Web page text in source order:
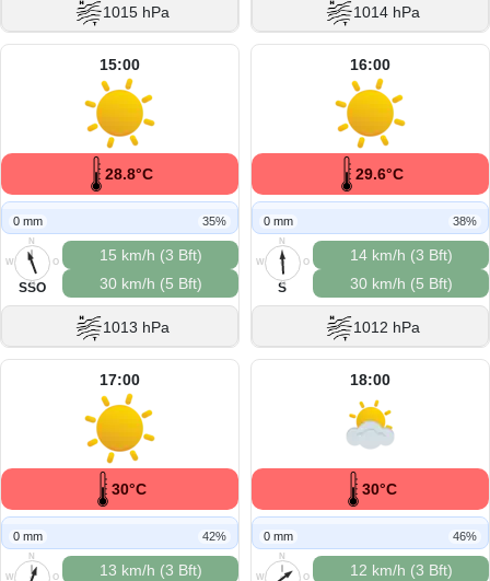
1015 hPa 1014 hPa
15:00
28.8°C
0 mm 35%
N
O
S
W
SSO
15 km/h (3 Bft)
30 km/h (5 Bft)
1013 hPa
16:00
29.6°C
0 mm 38%
N
O
S
W
S
14 km/h (3 Bft)
30 km/h (5 Bft)
1012 hPa
17:00
30°C
0 mm 42%
N
O
W
13 km/h (3 Bft)
18:00
30°C
0 mm 46%
N
O
W
12 km/h (3 Bft)